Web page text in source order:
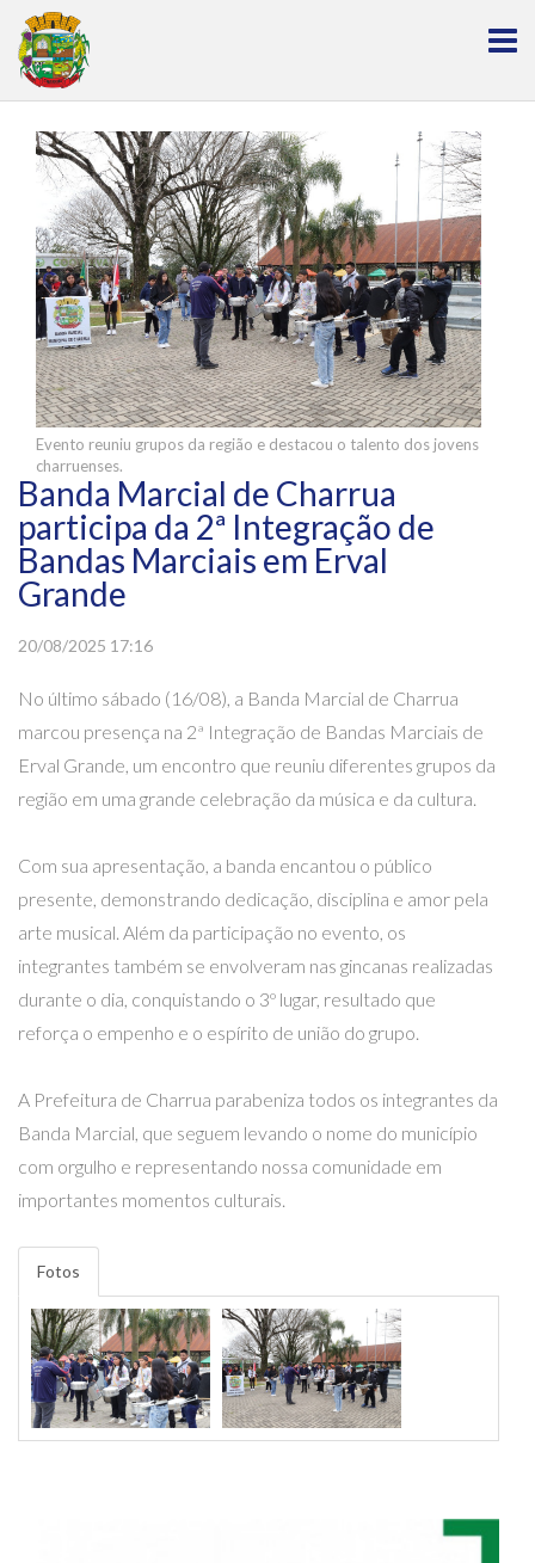
Evento reuniu grupos da região e destacou o talento dos jovens
charruenses.
Banda Marcial de Charrua
participa da 2ª Integração de
Bandas Marciais em Erval
Grande
20/08/2025 17:16
No último sábado (16/08), a Banda Marcial de Charrua
marcou presença na 2ª Integração de Bandas Marciais de
Erval Grande, um encontro que reuniu diferentes grupos da
região em uma grande celebração da música e da cultura.
Com sua apresentação, a banda encantou o público
presente, demonstrando dedicação, disciplina e amor pela
arte musical. Além da participação no evento, os
integrantes também se envolveram nas gincanas realizadas
durante o dia, conquistando o 3º lugar, resultado que
reforça o empenho e o espírito de união do grupo.
A Prefeitura de Charrua parabeniza todos os integrantes da
Banda Marcial, que seguem levando o nome do município
com orgulho e representando nossa comunidade em
importantes momentos culturais.
Fotos